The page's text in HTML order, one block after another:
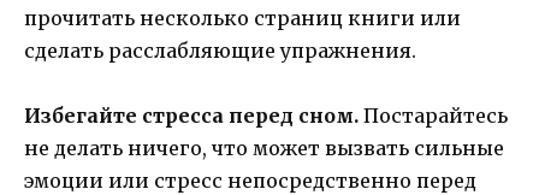
прочитать несколько страниц книги или
сделать расслабляющие упражнения.
Избегайте стресса перед сном. Постарайтесь
не делать ничего, что может вызвать сильные
эмоции или стресс непосредственно перед